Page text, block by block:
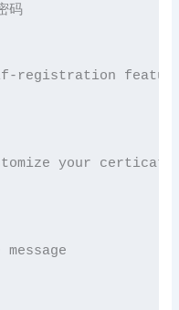
码
registration
your certicate
message